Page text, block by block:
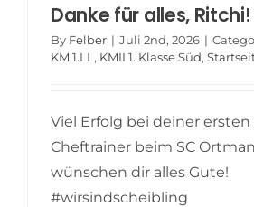
Danke für alles, Ritchi!
By Felber | Juli 2nd, 2026 |
KM 1.LL , KMII 1. Klasse Süd,
Viel Erfolg bei deiner ersten
Cheftrainer beim SC
wünschen dir alles Gute!
#wirsindscheibling